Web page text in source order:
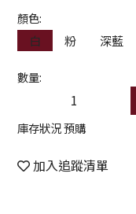
顏色:
白
粉 深藍
數量:
庫存狀況 預購
加入追蹤清單